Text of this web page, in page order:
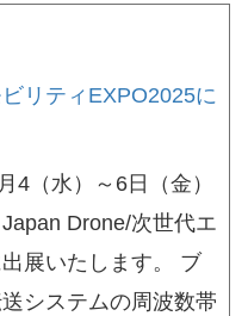
リティEXPO2025に
4（水）～6日（金）
Drone/次世代エ
展いたします。 ブ
システムの周波数帯